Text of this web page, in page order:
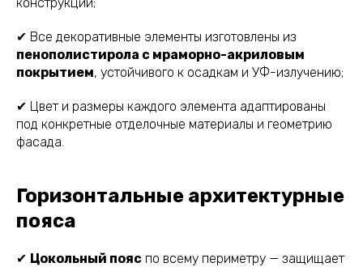
✔ Все декоративные элементы изготовлены из
пенополистирола с мраморно-акриловым
покрытием, устойчивого к осадкам и УФ-излучению;
✔ Цвет и размеры каждого элемента адаптированы
под конкретные отделочные материалы и геометрию
фасада.
Горизонтальные архитектурные
пояса
✔ Цокольный пояс по всему периметру — защищает